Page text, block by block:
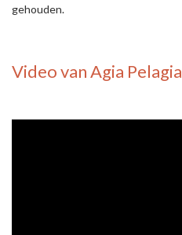
gehouden.
Video van Agia Pelagia